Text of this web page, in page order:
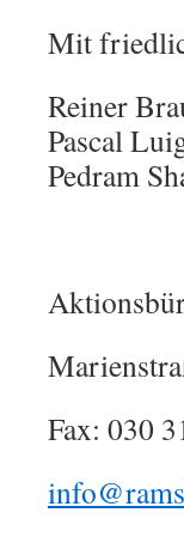
Mit
Reiner
Pascal
Pedram
Fax: 030